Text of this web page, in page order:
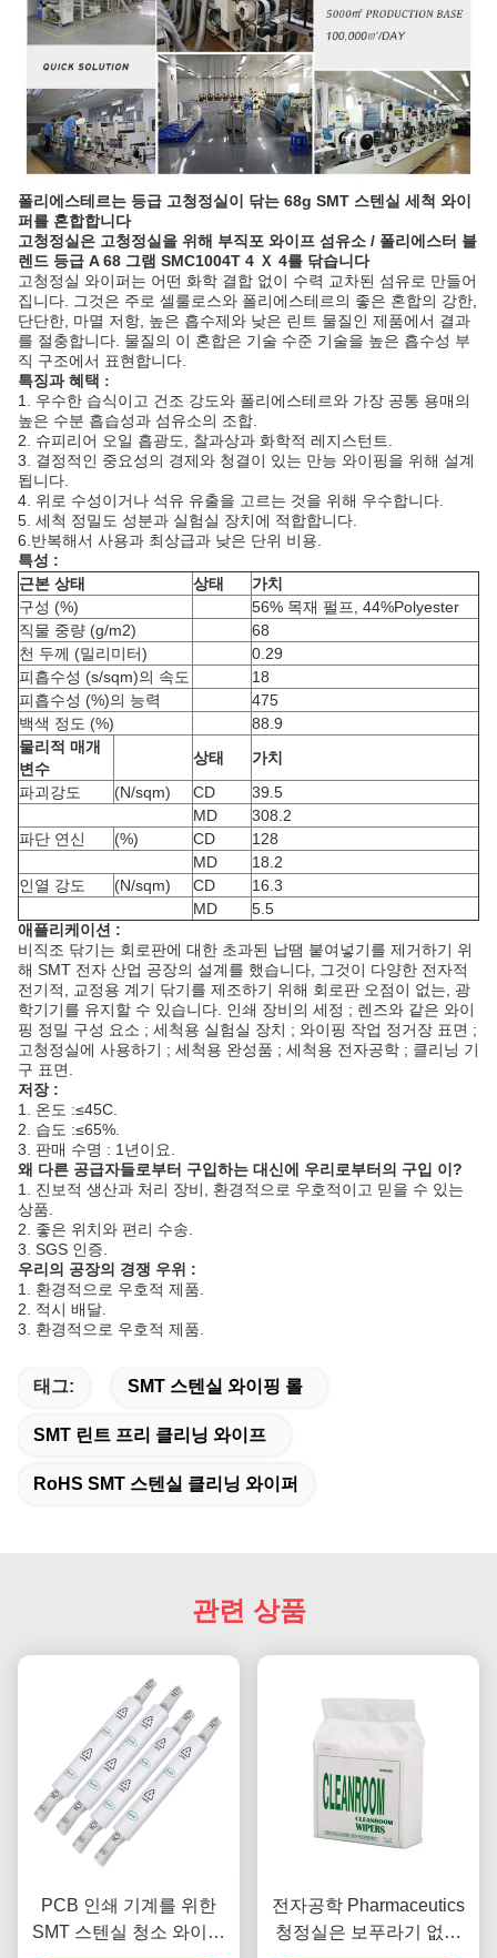
폴리에스테르는 등급 고청정실이 닦는 68g SMT 스텐실 세척 와이
퍼를 혼합합니다
고청정실은 고청정실을 위해 부직포 와이프 섬유소 / 폴리에스터 블
렌드 등급 A 68 그램 SMC1004T 4 Ｘ 4를 닦습니다
고청정실 와이퍼는 어떤 화학 결합 없이 수력 교차된 섬유로 만들어
집니다. 그것은 주로 셀룰로스와 폴리에스테르의 좋은 혼합의 강한,
단단한, 마멸 저항, 높은 흡수제와 낮은 린트 물질인 제품에서 결과
를 절충합니다. 물질의 이 혼합은 기술 수준 기술을 높은 흡수성 부
직 구조에서 표현합니다.
특징과 혜택 :
1. 우수한 습식이고 건조 강도와 폴리에스테르와 가장 공통 용매의
높은 수분 흡습성과 섬유소의 조합.
2. 슈피리어 오일 흡광도, 찰과상과 화학적 레지스턴트.
3. 결정적인 중요성의 경제와 청결이 있는 만능 와이핑을 위해 설계
됩니다.
4. 위로 수성이거나 석유 유출을 고르는 것을 위해 우수합니다.
5. 세척 정밀도 성분과 실험실 장치에 적합합니다.
6.반복해서 사용과 최상급과 낮은 단위 비용.
특성 :
근본 상태
상태
가치
구성 (%)
56% 목재 펄프, 44%Polyester
직물 중량 (g/m2)
68
천 두께 (밀리미터)
0.29
피흡수성 (s/sqm)의 속도
18
피흡수성 (%)의 능력
475
백색 정도 (%)
88.9
물리적 매개
변수
상태
가치
파괴강도
(N/sqm) CD
39.5
MD
308.2
파단 연신
(%) CD
128
MD
18.2
인열 강도
(N/sqm) CD
16.3
MD
5.5
애플리케이션 :
비직조 닦기는 회로판에 대한 초과된 납땜 붙여넣기를 제거하기 위
해 SMT 전자 산업 공장의 설계를 했습니다, 그것이 다양한 전자적
전기적, 교정용 계기 닦기를 제조하기 위해 회로판 오점이 없는, 광
학기기를 유지할 수 있습니다. 인쇄 장비의 세정 ; 렌즈와 같은 와이
핑 정밀 구성 요소 ; 세척용 실험실 장치 ; 와이핑 작업 정거장 표면 ;
고청정실에 사용하기 ; 세척용 완성품 ; 세척용 전자공학 ; 클리닝 기
구 표면.
저장 :
1. 온도 :≤45C.
2. 습도 :≤65%.
3. 판매 수명 : 1년이요.
왜 다른 공급자들로부터 구입하는 대신에 우리로부터의 구입 이?
1. 진보적 생산과 처리 장비, 환경적으로 우호적이고 믿을 수 있는
상품.
2. 좋은 위치와 편리 수송.
3. SGS 인증.
우리의 공장의 경쟁 우위 :
1. 환경적으로 우호적 제품.
2. 적시 배달.
3. 환경적으로 우호적 제품.
태그: SMT 스텐실 와이핑 롤
SMT 린트 프리 클리닝 와이프
RoHS SMT 스텐실 클리닝 와이퍼
관련 상품
PCB 인쇄 기계를 위한
SMT 스텐실 청소 와이퍼
전자공학 Pharmaceutics
청정실은 보푸라기 없는